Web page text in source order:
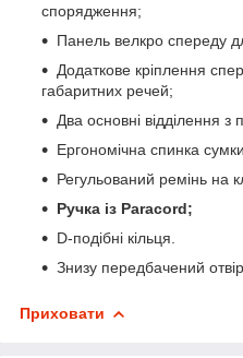
спорядження;
Панель велкро спереду
Додаткове кріплення
габаритних речей;
Два основні відділення
Ергономічна спинка
Регульований ремінь на
Ручка із Paracord;
D-подібні кільця.
Знизу передбачений
Приховати